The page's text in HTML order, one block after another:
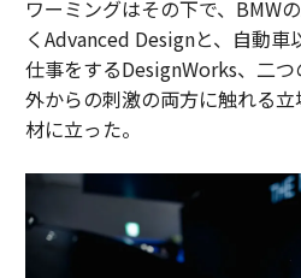
ワーミングはその下で、BMW
くAdvanced Designと、自動車
仕事をするDesignWorks、二
外からの刺激の両方に触れる
材に立った。